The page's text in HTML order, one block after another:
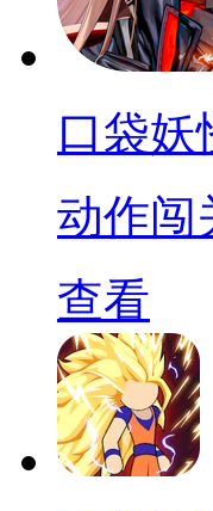
口袋妖
动作闯
查看